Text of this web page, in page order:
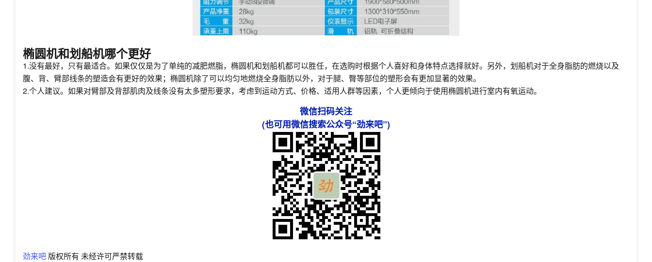
椭圆机和划船机哪个更好
1.没有最好，只有最适合。如果仅仅是为了单纯的减肥燃脂，椭圆机和划船机都可以胜任，在选购时根据个人喜好和身体特点选择就好。另外，划船机对于全身脂肪的燃烧以及
腹、背、臂部线条的塑造会有更好的效果；椭圆机除了可以均匀地燃烧全身脂肪以外，对于腿、臀等部位的塑形会有更加显著的效果。
2.个人建议。如果对臂部及背部肌肉及线条没有太多塑形要求，考虑到运动方式、价格、适用人群等因素，个人更倾向于使用椭圆机进行室内有氧运动。
微信扫码关注
(也可用微信搜索公众号“劲来吧”)
劲来吧 版权所有 未经许可严禁转载